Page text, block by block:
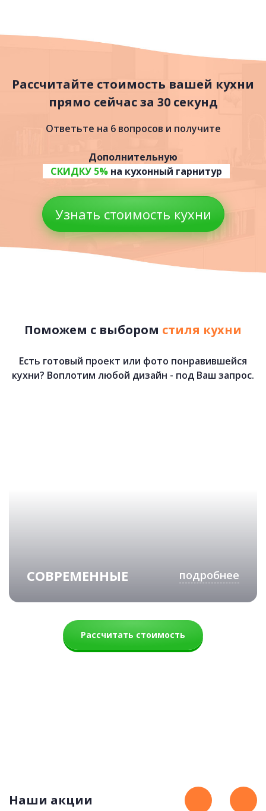
73 000 руб.
Рассчитайте стоимость вашей кухни
прямо сейчас за 30 секунд
Ответьте на 6 вопросов и получите
Дополнительную
СКИДКУ 5%на кухонный гарнитур
Узнать стоимость кухни
Поможем с выбором стиля кухни
Есть готовый проект или фото понравившейся
кухни? Воплотим любой дизайн - под Ваш запрос.
СОВРЕМЕННЫЕ подробнее
Рассчитать стоимость
Наши акции